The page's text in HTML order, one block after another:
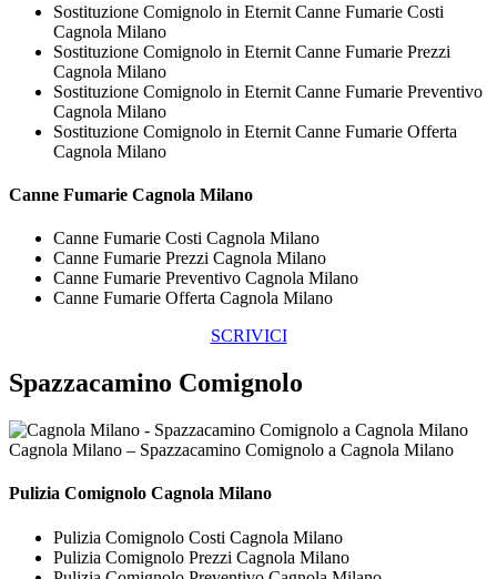
Sostituzione Comignolo in Eternit Canne Fumarie Costi
Cagnola Milano
Sostituzione Comignolo in Eternit Canne Fumarie Prezzi
Cagnola Milano
Sostituzione Comignolo in Eternit Canne Fumarie Preventivo
Cagnola Milano
Sostituzione Comignolo in Eternit Canne Fumarie Offerta
Cagnola Milano
Canne Fumarie Cagnola Milano
Canne Fumarie Costi Cagnola Milano
Canne Fumarie Prezzi Cagnola Milano
Canne Fumarie Preventivo Cagnola Milano
Canne Fumarie Offerta Cagnola Milano
SCRIVICI
Spazzacamino Comignolo
Cagnola Milano – Spazzacamino Comignolo a Cagnola Milano
Pulizia Comignolo Cagnola Milano
Pulizia Comignolo Costi Cagnola Milano
Pulizia Comignolo Prezzi Cagnola Milano